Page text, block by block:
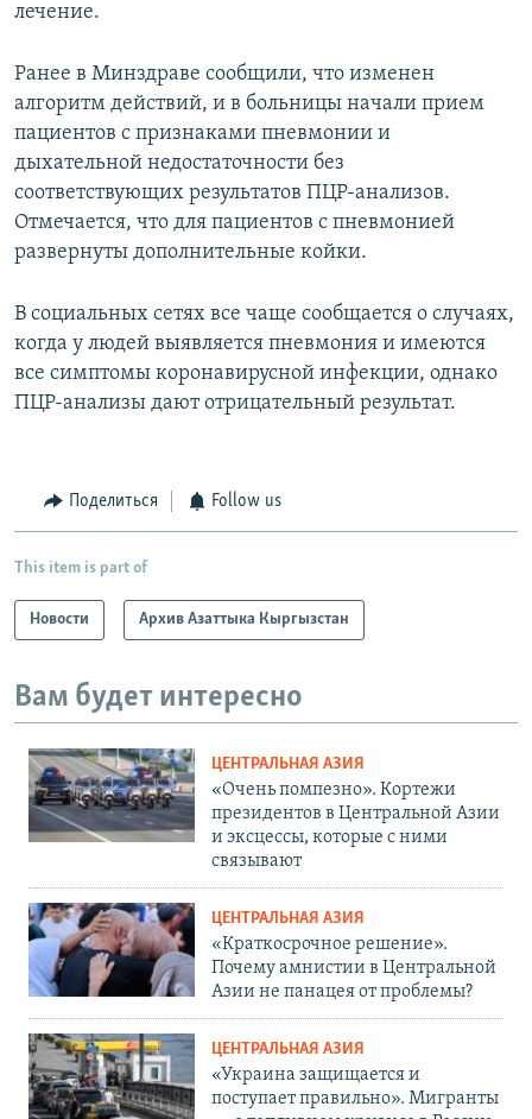
лечение.
Ранее в Минздраве сообщили, что изменен
алгоритм действий, и в больницы начали прием
пациентов с признаками пневмонии и
дыхательной недостаточности без
соответствующих результатов ПЦР-анализов.
Отмечается, что для пациентов с пневмонией
развернуты дополнительные койки.
В социальных сетях все чаще сообщается о случаях,
когда у людей выявляется пневмония и имеются
все симптомы коронавирусной инфекции, однако
ПЦР-анализы дают отрицательный результат.
Поделиться Follow us
This item is part of
Новости Архив Азаттыка Кыргызстан
Вам будет интересно
ЦЕНТРАЛЬНАЯ АЗИЯ
«Очень помпезно». Кортежи
президентов в Центральной Азии
и эксцессы, которые с ними
связывают
ЦЕНТРАЛЬНАЯ АЗИЯ
«Краткосрочное решение».
Почему амнистии в Центральной
Азии не панацея от проблемы?
ЦЕНТРАЛЬНАЯ АЗИЯ
«Украина защищается и
поступает правильно». Мигранты